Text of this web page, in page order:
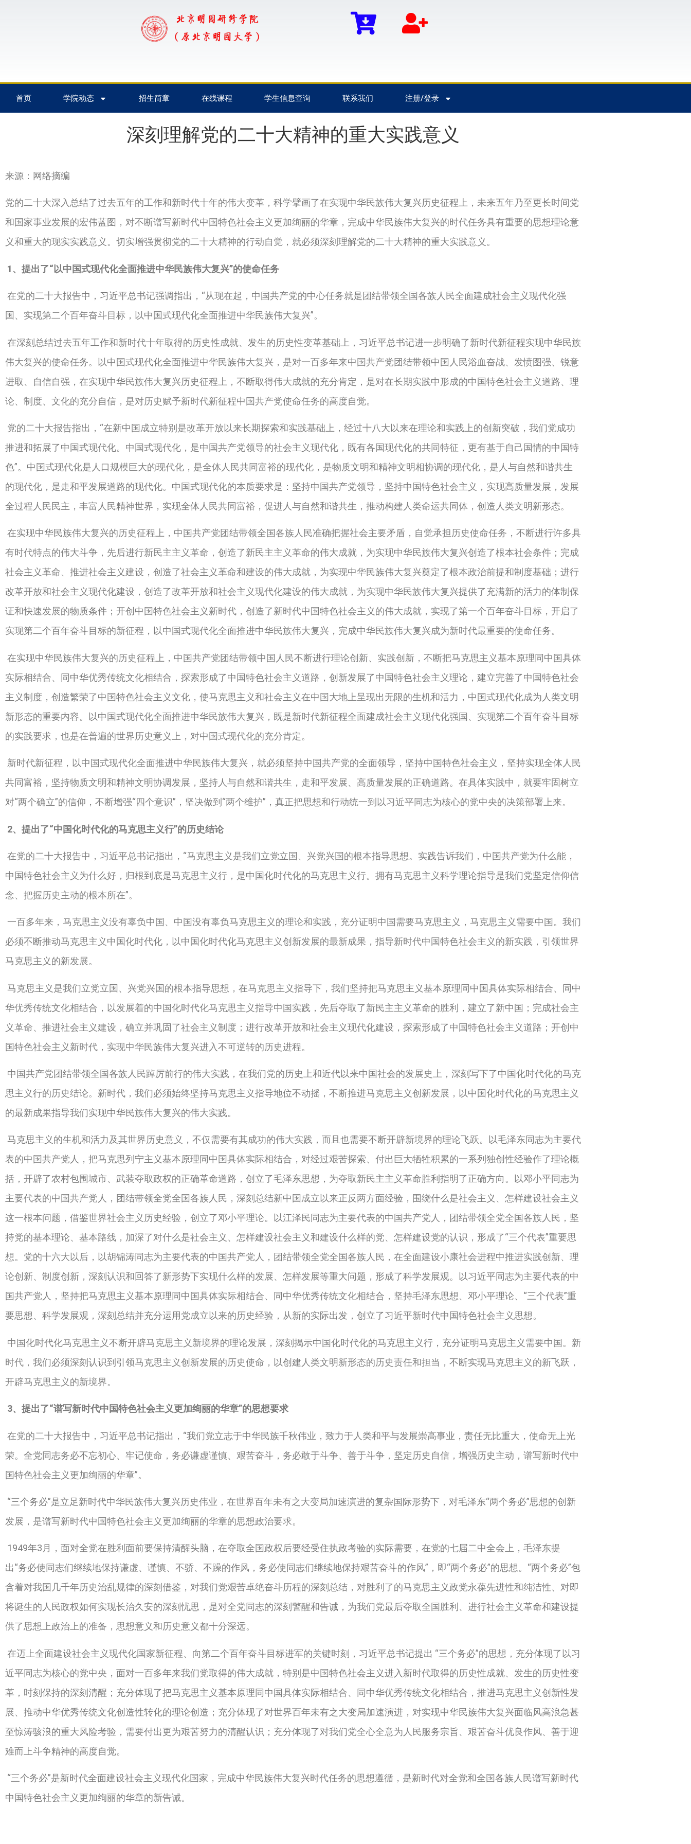
首页 学院动态 招生简章 在线课程 学生信息查询 联系我们 注册/登录
深刻理解党的二十大精神的重大实践意义
来源：网络摘编
党的二十大深入总结了过去五年的工作和新时代十年的伟大变革，科学擘画了在实现中华民族伟大复兴历史征程上，未来五年乃至更长时间党
和国家事业发展的宏伟蓝图，对不断谱写新时代中国特色社会主义更加绚丽的华章，完成中华民族伟大复兴的时代任务具有重要的思想理论意
义和重大的现实实践意义。切实增强贯彻党的二十大精神的行动自觉，就必须深刻理解党的二十大精神的重大实践意义。
1 、提出了“以中国式现代化全面推进中华民族伟大复兴”的使命任务
在党的二十大报告中，习近平总书记强调指出，“从现在起，中国共产党的中心任务就是团结带领全国各族人民全面建成社会主义现代化强
国、实现第二个百年奋斗目标，以中国式现代化全面推进中华民族伟大复兴”。
在深刻总结过去五年工作和新时代十年取得的历史性成就、发生的历史性变革基础上，习近平总书记进一步明确了新时代新征程实现中华民族
伟大复兴的使命任务。以中国式现代化全面推进中华民族伟大复兴，是对一百多年来中国共产党团结带领中国人民浴血奋战、发愤图强、锐意
进取、自信自强，在实现中华民族伟大复兴历史征程上，不断取得伟大成就的充分肯定，是对在长期实践中形成的中国特色社会主义道路、理
论、制度、文化的充分自信，是对历史赋予新时代新征程中国共产党使命任务的高度自觉。
党的二十大报告指出，“在新中国成立特别是改革开放以来长期探索和实践基础上，经过十八大以来在理论和实践上的创新突破，我们党成功
推进和拓展了中国式现代化。中国式现代化，是中国共产党领导的社会主义现代化，既有各国现代化的共同特征，更有基于自己国情的中国特
色”。中国式现代化是人口规模巨大的现代化，是全体人民共同富裕的现代化，是物质文明和精神文明相协调的现代化，是人与自然和谐共生
的现代化，是走和平发展道路的现代化。中国式现代化的本质要求是：坚持中国共产党领导，坚持中国特色社会主义，实现高质量发展，发展
全过程人民民主，丰富人民精神世界，实现全体人民共同富裕，促进人与自然和谐共生，推动构建人类命运共同体，创造人类文明新形态。
在实现中华民族伟大复兴的历史征程上，中国共产党团结带领全国各族人民准确把握社会主要矛盾，自觉承担历史使命任务，不断进行许多具
有时代特点的伟大斗争，先后进行新民主主义革命，创造了新民主主义革命的伟大成就，为实现中华民族伟大复兴创造了根本社会条件；完成
社会主义革命、推进社会主义建设，创造了社会主义革命和建设的伟大成就，为实现中华民族伟大复兴奠定了根本政治前提和制度基础；进行
改革开放和社会主义现代化建设，创造了改革开放和社会主义现代化建设的伟大成就，为实现中华民族伟大复兴提供了充满新的活力的体制保
证和快速发展的物质条件；开创中国特色社会主义新时代，创造了新时代中国特色社会主义的伟大成就，实现了第一个百年奋斗目标，开启了
实现第二个百年奋斗目标的新征程，以中国式现代化全面推进中华民族伟大复兴，完成中华民族伟大复兴成为新时代最重要的使命任务。
在实现中华民族伟大复兴的历史征程上，中国共产党团结带领中国人民不断进行理论创新、实践创新，不断把马克思主义基本原理同中国具体
实际相结合、同中华优秀传统文化相结合，探索形成了中国特色社会主义道路，创新发展了中国特色社会主义理论，建立完善了中国特色社会
主义制度，创造繁荣了中国特色社会主义文化，使马克思主义和社会主义在中国大地上呈现出无限的生机和活力，中国式现代化成为人类文明
新形态的重要内容。以中国式现代化全面推进中华民族伟大复兴，既是新时代新征程全面建成社会主义现代化强国、实现第二个百年奋斗目标
的实践要求，也是在普遍的世界历史意义上，对中国式现代化的充分肯定。
新时代新征程，以中国式现代化全面推进中华民族伟大复兴，就必须坚持中国共产党的全面领导，坚持中国特色社会主义，坚持实现全体人民
共同富裕，坚持物质文明和精神文明协调发展，坚持人与自然和谐共生，走和平发展、高质量发展的正确道路。在具体实践中，就要牢固树立
对“两个确立”的信仰，不断增强“四个意识”，坚决做到“两个维护”，真正把思想和行动统一到以习近平同志为核心的党中央的决策部署上来。
2、提出了“中国化时代化的马克思主义行”的历史结论
在党的二十大报告中，习近平总书记指出，“马克思主义是我们立党立国、兴党兴国的根本指导思想。实践告诉我们，中国共产党为什么能，
中国特色社会主义为什么好，归根到底是马克思主义行，是中国化时代化的马克思主义行。拥有马克思主义科学理论指导是我们党坚定信仰信
念、把握历史主动的根本所在”。
一百多年来，马克思主义没有辜负中国、中国没有辜负马克思主义的理论和实践，充分证明中国需要马克思主义，马克思主义需要中国。我们
必须不断推动马克思主义中国化时代化，以中国化时代化马克思主义创新发展的最新成果，指导新时代中国特色社会主义的新实践，引领世界
马克思主义的新发展。
马克思主义是我们立党立国、兴党兴国的根本指导思想，在马克思主义指导下，我们坚持把马克思主义基本原理同中国具体实际相结合、同中
华优秀传统文化相结合，以发展着的中国化时代化马克思主义指导中国实践，先后夺取了新民主主义革命的胜利，建立了新中国；完成社会主
义革命、推进社会主义建设，确立并巩固了社会主义制度；进行改革开放和社会主义现代化建设，探索形成了中国特色社会主义道路；开创中
国特色社会主义新时代，实现中华民族伟大复兴进入不可逆转的历史进程。
中国共产党团结带领全国各族人民踔厉前行的伟大实践，在我们党的历史上和近代以来中国社会的发展史上，深刻写下了中国化时代化的马克
思主义行的历史结论。新时代，我们必须始终坚持马克思主义指导地位不动摇，不断推进马克思主义创新发展，以中国化时代化的马克思主义
的最新成果指导我们实现中华民族伟大复兴的伟大实践。
马克思主义的生机和活力及其世界历史意义，不仅需要有其成功的伟大实践，而且也需要不断开辟新境界的理论飞跃。以毛泽东同志为主要代
表的中国共产党人，把马克思列宁主义基本原理同中国具体实际相结合，对经过艰苦探索、付出巨大牺牲积累的一系列独创性经验作了理论概
括，开辟了农村包围城市、武装夺取政权的正确革命道路，创立了毛泽东思想，为夺取新民主主义革命胜利指明了正确方向。以邓小平同志为
主要代表的中国共产党人，团结带领全党全国各族人民，深刻总结新中国成立以来正反两方面经验，围绕什么是社会主义、怎样建设社会主义
这一根本问题，借鉴世界社会主义历史经验，创立了邓小平理论。以江泽民同志为主要代表的中国共产党人，团结带领全党全国各族人民，坚
持党的基本理论、基本路线，加深了对什么是社会主义、怎样建设社会主义和建设什么样的党、怎样建设党的认识，形成了“三个代表”重要思
想。党的十六大以后，以胡锦涛同志为主要代表的中国共产党人，团结带领全党全国各族人民，在全面建设小康社会进程中推进实践创新、理
论创新、制度创新，深刻认识和回答了新形势下实现什么样的发展、怎样发展等重大问题，形成了科学发展观。以习近平同志为主要代表的中
国共产党人，坚持把马克思主义基本原理同中国具体实际相结合、同中华优秀传统文化相结合，坚持毛泽东思想、邓小平理论、“三个代表”重
要思想、科学发展观，深刻总结并充分运用党成立以来的历史经验，从新的实际出发，创立了习近平新时代中国特色社会主义思想。
中国化时代化马克思主义不断开辟马克思主义新境界的理论发展，深刻揭示中国化时代化的马克思主义行，充分证明马克思主义需要中国。新
时代，我们必须深刻认识到引领马克思主义创新发展的历史使命，以创建人类文明新形态的历史责任和担当，不断实现马克思主义的新飞跃，
开辟马克思主义的新境界。
3、提出了“谱写新时代中国特色社会主义更加绚丽的华章”的思想要求
在党的二十大报告中，习近平总书记指出，“我们党立志于中华民族千秋伟业，致力于人类和平与发展崇高事业，责任无比重大，使命无上光
荣。全党同志务必不忘初心、牢记使命，务必谦虚谨慎、艰苦奋斗，务必敢于斗争、善于斗争，坚定历史自信，增强历史主动，谱写新时代中
国特色社会主义更加绚丽的华章”。
“三个务必”是立足新时代中华民族伟大复兴历史伟业，在世界百年未有之大变局加速演进的复杂国际形势下，对毛泽东“两个务必”思想的创新
发展，是谱写新时代中国特色社会主义更加绚丽的华章的思想政治要求。
1949年3月，面对全党在胜利面前要保持清醒头脑，在夺取全国政权后要经受住执政考验的实际需要，在党的七届二中全会上，毛泽东提
出“务必使同志们继续地保持谦虚、谨慎、不骄、不躁的作风，务必使同志们继续地保持艰苦奋斗的作风” ，即“两个务必”的思想。 “两个务必”包
含着对我国几千年历史治乱规律的深刻借鉴，对我们党艰苦卓绝奋斗历程的深刻总结，对胜利了的马克思主义政党永葆先进性和纯洁性、对即
将诞生的人民政权如何实现长治久安的深刻忧思，是对全党同志的深刻警醒和告诫，为我们党最后夺取全国胜利、进行社会主义革命和建设提
供了思想上政治上的准备，思想意义和历史意义都十分深远。
在迈上全面建设社会主义现代化国家新征程、向第二个百年奋斗目标进军的关键时刻，习近平总书记提出 “三个务必”的思想，充分体现了以习
近平同志为核心的党中央，面对一百多年来我们党取得的伟大成就，特别是中国特色社会主义进入新时代取得的历史性成就、发生的历史性变
革，时刻保持的深刻清醒；充分体现了把马克思主义基本原理同中国具体实际相结合、同中华优秀传统文化相结合，推进马克思主义创新性发
展、推动中华优秀传统文化创造性转化的理论创造；充分体现了对世界百年未有之大变局加速演进，对实现中华民族伟大复兴面临风高浪急甚
至惊涛骇浪的重大风险考验，需要付出更为艰苦努力的清醒认识；充分体现了对我们党全心全意为人民服务宗旨、艰苦奋斗优良作风、善于迎
难而上斗争精神的高度自觉。
“三个务必”是新时代全面建设社会主义现代化国家，完成中华民族伟大复兴时代任务的思想遵循，是新时代对全党和全国各族人民谱写新时代
中国特色社会主义更加绚丽的华章的新告诫。